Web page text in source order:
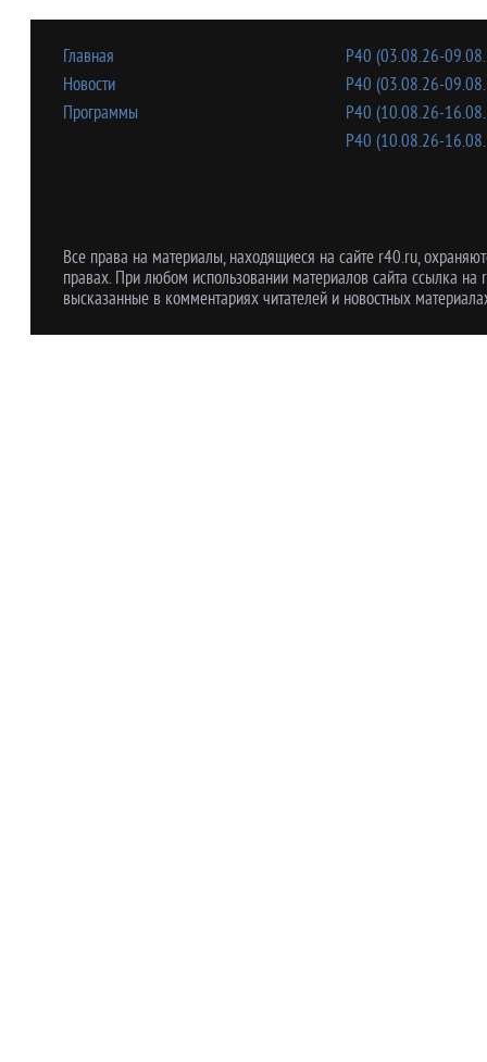
Главная
Новости
Программы
Р40 (03.08.26-
Р40 (03.08.26-
Р40 (10.08.26-
Р40 (10.08.26-
Все права на материалы, находящиеся на сайте r40.ru,
правах. При любом использовании материалов сайта ссылка
высказанные в комментариях читателей и новостных